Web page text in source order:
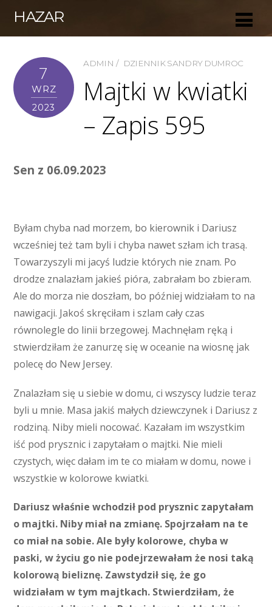
HAZAR
7
WRZ
2023
ADMIN DZIENNIK SANDRY DUMROC
Majtki w kwiatki
– Zapis 595
Sen z 06.09.2023
Byłam chyba nad morzem, bo kierownik i Dariusz
wcześniej też tam byli i chyba nawet szłam ich trasą.
Towarzyszyli mi jacyś ludzie których nie znam. Po
drodze znalazłam jakieś pióra, zabrałam bo zbieram.
Ale do morza nie doszłam, bo później widziałam to na
nawigacji. Jakoś skręciłam i szlam cały czas
równolegle do linii brzegowej. Machnęłam ręką i
stwierdziłam że zanurzę się w oceanie na wiosnę jak
polecę do New Jersey.
Znalazłam się u siebie w domu, ci wszyscy ludzie teraz
byli u mnie. Masa jakiś małych dziewczynek i Dariusz z
rodziną. Niby mieli nocować. Kazałam im wszystkim
iść pod prysznic i zapytałam o majtki. Nie mieli
czystych, więc dałam im te co miałam w domu, nowe i
wszystkie w kolorowe kwiatki.
Dariusz właśnie wchodził pod prysznic zapytałam
o majtki. Niby miał na zmianę. Spojrzałam na te
co miał na sobie. Ale były kolorowe, chyba w
paski, w życiu go nie podejrzewałam że nosi taką
kolorową bieliznę. Zawstydził się, że go
widziałam w tym majtkach. Stwierdziłam, że